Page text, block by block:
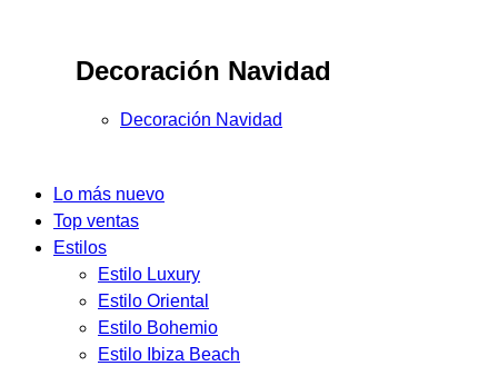
Decoración Navidad
Decoración Navidad
Lo más nuevo
Top ventas
Estilos
Estilo Luxury
Estilo Oriental
Estilo Bohemio
Estilo Ibiza Beach